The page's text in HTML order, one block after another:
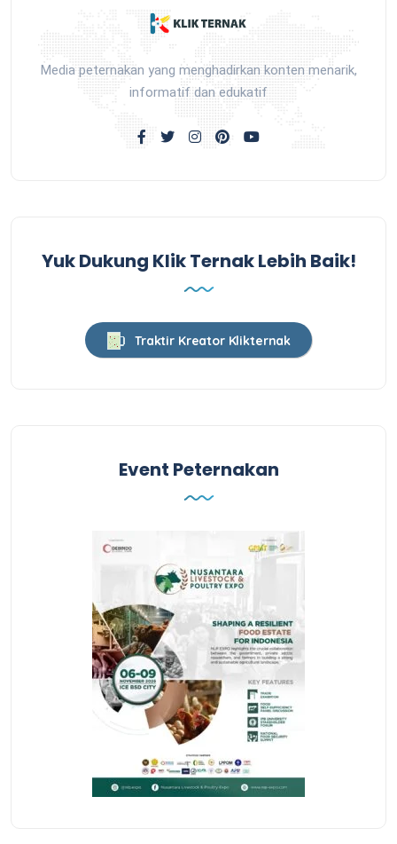
Media peternakan yang menghadirkan konten menarik,
informatif dan edukatif
Yuk Dukung Klik Ternak Lebih Baik!
Traktir Kreator Klikternak
Event Peternakan